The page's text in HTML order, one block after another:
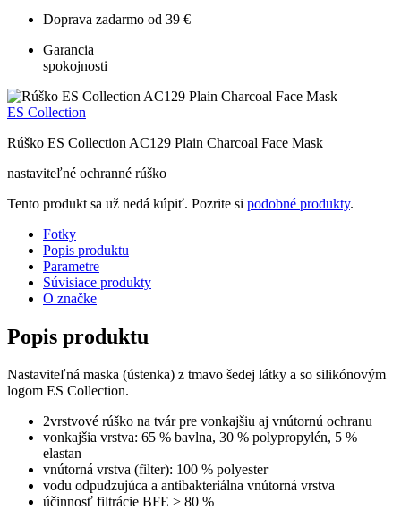
Doprava zadarmo od 39 €
Garancia
spokojnosti
ES Collection
Rúško ES Collection AC129 Plain Charcoal Face Mask
nastaviteľné ochranné rúško
Tento produkt sa už nedá kúpiť. Pozrite si podobné produkty.
Fotky
Popis produktu
Parametre
Súvisiace produkty
O značke
Popis produktu
Nastaviteľná maska (ústenka) z tmavo šedej látky a so silikónovým
logom ES Collection.
2vrstvové rúško na tvár pre vonkajšiu aj vnútornú ochranu
vonkajšia vrstva: 65 % bavlna, 30 % polypropylén, 5 %
elastan
vnútorná vrstva (filter): 100 % polyester
vodu odpudzujúca a antibakteriálna vnútorná vrstva
účinnosť filtrácie BFE > 80 %